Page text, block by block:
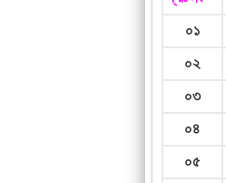
০১
০২
০৩
০৪
০৫